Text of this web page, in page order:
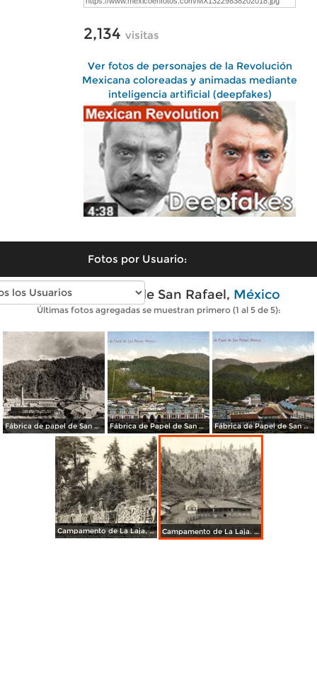
2,134 visitas
Ver fotos de personajes de la Revolución
Mexicana coloreadas y animadas mediante
inteligencia artificial (deepfakes)
Fotos por Usuario:
Fotos antiguas de San Rafael, México
Últimas fotos agregadas se muestran primero (1 al 5 de 5):
Fábrica de papel de San Rafael Fábrica de Papel de San Rafael Fábrica de Papel de San Rafael
Campamento de La Laja, Compañía de las fábricas de papel de San Rafael. Tren bajando leña. Campamento de La Laja. Campañía de La Fábrica de Papel de San Rafael